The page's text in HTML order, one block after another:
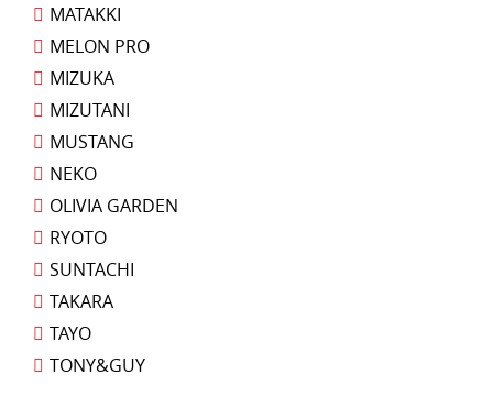
MATAKKI
MELON PRO
MIZUKA
MIZUTANI
MUSTANG
NEKO
OLIVIA GARDEN
RYOTO
SUNTACHI
TAKARA
TAYO
TONY&GUY